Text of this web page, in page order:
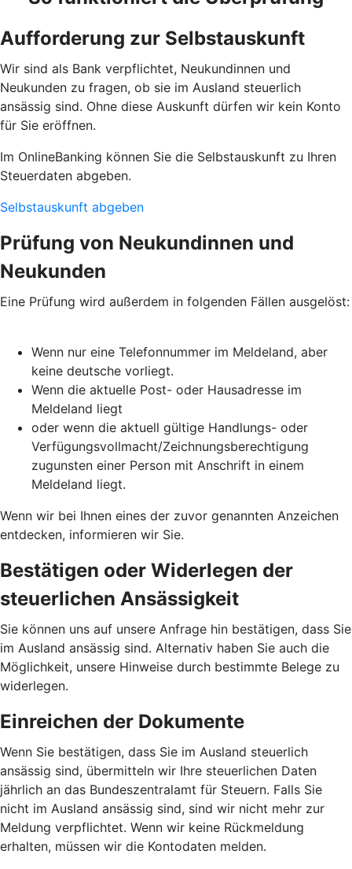
Aufforderung zur Selbstauskunft
Wir sind als Bank verpflichtet, Neukundinnen und
Neukunden zu fragen, ob sie im Ausland steuerlich
ansässig sind. Ohne diese Auskunft dürfen wir kein Konto
für Sie eröffnen.
Im OnlineBanking können Sie die Selbstauskunft zu Ihren
Steuerdaten abgeben.
Selbstauskunft abgeben
Prüfung von Neukundinnen und
Neukunden
Eine Prüfung wird außerdem in folgenden Fällen ausgelöst:
Wenn nur eine Telefonnummer im Meldeland, aber
keine deutsche vorliegt.
Wenn die aktuelle Post- oder Hausadresse im
Meldeland liegt
oder wenn die aktuell gültige Handlungs- oder
Verfügungsvollmacht/Zeichnungsberechtigung
zugunsten einer Person mit Anschrift in einem
Meldeland liegt.
Wenn wir bei Ihnen eines der zuvor genannten Anzeichen
entdecken, informieren wir Sie.
Bestätigen oder Widerlegen der
steuerlichen Ansässigkeit
Sie können uns auf unsere Anfrage hin bestätigen, dass Sie
im Ausland ansässig sind. Alternativ haben Sie auch die
Möglichkeit, unsere Hinweise durch bestimmte Belege zu
widerlegen.
Einreichen der Dokumente
Wenn Sie bestätigen, dass Sie im Ausland steuerlich
ansässig sind, übermitteln wir Ihre steuerlichen Daten
jährlich an das Bundeszentralamt für Steuern. Falls Sie
nicht im Ausland ansässig sind, sind wir nicht mehr zur
Meldung verpflichtet. Wenn wir keine Rückmeldung
erhalten, müssen wir die Kontodaten melden.